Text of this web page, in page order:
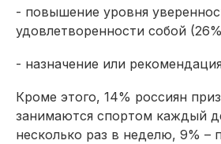
- повышение уровня
удовлетворенности собой
- назначение или
Кроме этого, 14% россиян
занимаются спортом каждый
несколько раз в неделю, 9% –